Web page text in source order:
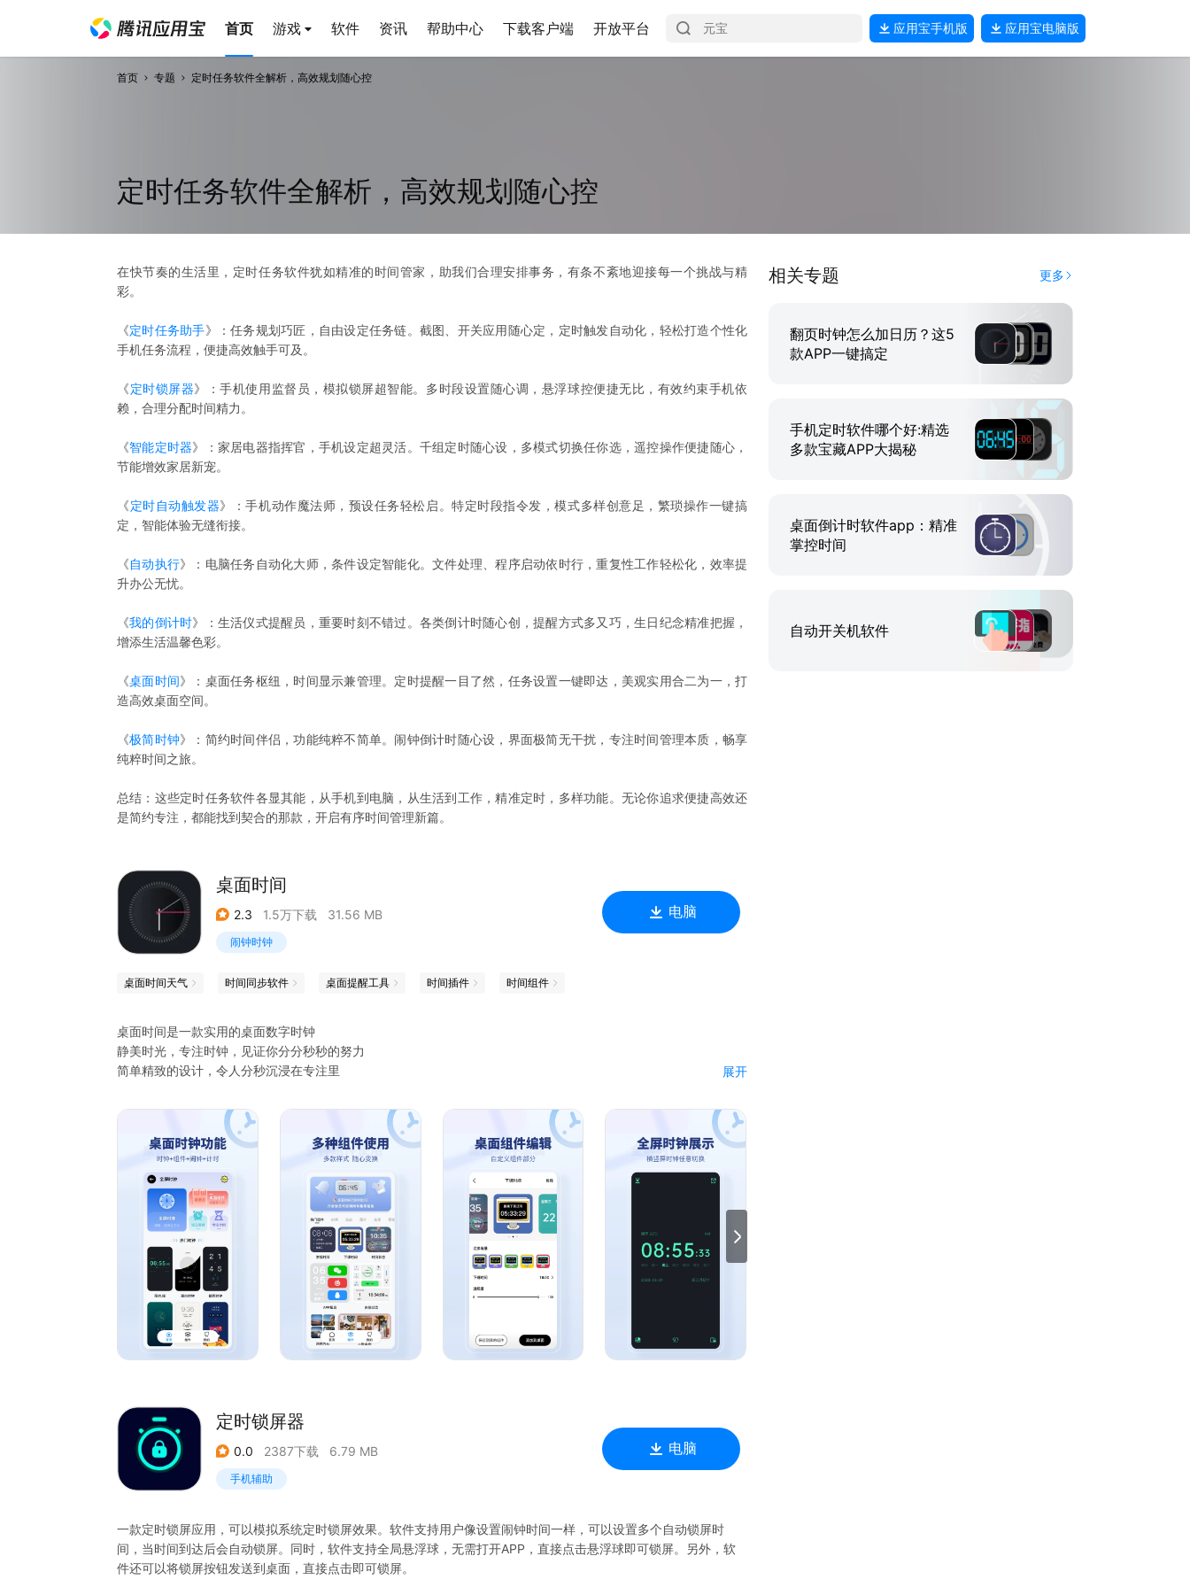
首页 游戏 软件 资讯 帮助中心 下载客户端 开放平台 应用宝手机版 应用宝电脑版
首页 专题 定时任务软件全解析，高效规划随心控
定时任务软件全解析，高效规划随心控
在快节奏的生活里，定时任务软件犹如精准的时间管家，助我们合理安排事务，有条不紊地迎接每一个挑战与精
彩。
《定时任务助手》：任务规划巧匠，自由设定任务链。截图、开关应用随心定，定时触发自动化，轻松打造个性化
手机任务流程，便捷高效触手可及。
《定时锁屏器》：手机使用监督员，模拟锁屏超智能。多时段设置随心调，悬浮球控便捷无比，有效约束手机依
赖，合理分配时间精力。
《智能定时器》：家居电器指挥官，手机设定超灵活。千组定时随心设，多模式切换任你选，遥控操作便捷随心，
节能增效家居新宠。
《定时自动触发器》：手机动作魔法师，预设任务轻松启。特定时段指令发，模式多样创意足，繁琐操作一键搞
定，智能体验无缝衔接。
《自动执行》：电脑任务自动化大师，条件设定智能化。文件处理、程序启动依时行，重复性工作轻松化，效率提
升办公无忧。
《我的倒计时》：生活仪式提醒员，重要时刻不错过。各类倒计时随心创，提醒方式多又巧，生日纪念精准把握，
增添生活温馨色彩。
《桌面时间》：桌面任务枢纽，时间显示兼管理。定时提醒一目了然，任务设置一键即达，美观实用合二为一，打
造高效桌面空间。
《极简时钟》：简约时间伴侣，功能纯粹不简单。闹钟倒计时随心设，界面极简无干扰，专注时间管理本质，畅享
纯粹时间之旅。
总结：这些定时任务软件各显其能，从手机到电脑，从生活到工作，精准定时，多样功能。无论你追求便捷高效还
是简约专注，都能找到契合的那款，开启有序时间管理新篇。
桌面时间
2.3 1.5万下载 31.56 MB
闹钟时钟
电脑
桌面时间天气 时间同步软件 桌面提醒工具 时间插件 时间组件
桌面时间是一款实用的桌面数字时钟
静美时光，专注时钟，见证你分分秒秒的努力
简单精致的设计，令人分秒沉浸在专注里
【背景皮肤】可更换背景图片
【专注模式】开启后进入倒计时模式；
【专注时长】可查看自己每日专注时间，以及以前的专注时长；
展开
定时锁屏器
0.0 2387下载 6.79 MB
手机辅助
电脑
一款定时锁屏应用，可以模拟系统定时锁屏效果。软件支持用户像设置闹钟时间一样，可以设置多个自动锁屏时
间，当时间到达后会自动锁屏。同时，软件支持全局悬浮球，无需打开APP，直接点击悬浮球即可锁屏。另外，软
件还可以将锁屏按钮发送到桌面，直接点击即可锁屏。
相关专题 更多
翻页时钟怎么加日历？这5
款APP一键搞定
手机定时软件哪个好:精选
多款宝藏APP大揭秘
桌面倒计时软件app：精准
掌控时间
自动开关机软件